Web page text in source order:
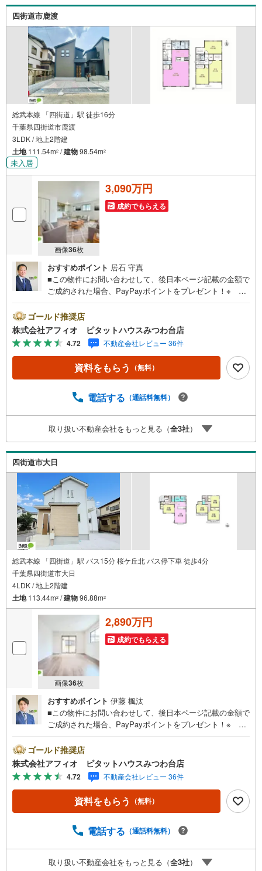
四街道市鹿渡
総武本線 「四街道」駅 徒歩16分
千葉県四街道市鹿渡
3LDK / 地上2階建
土地111.54m2 /建物98.54m2
未入居
画像36枚
3,090万円
成約でもらえる
おすすめポイント 居石 守真
■この物件にお問い合わせして、後日本ページ記載の金額で
ご成約された場合、PayPayポイントをプレゼント！※ 条
中‥365日ご案内いつでも大歓迎!!周辺環境充実！お買い物
もラクラク公園も近く子育て世代にも嬉しい住環境JR総武
本線「四街道」駅徒歩16分■南向きの明るいお家■家族とお
話ししながら楽しくお料理できるカウンターキッチン■LDK
広々21帖！家族みんなでのんびり寛げます■タンスいらず
でスッキリ片付くウォークインクローゼット2か所■カース
動産のことなら株式会社アフィオにお任せください！● お
なれるよう全力でサポート致します！ご見学やご相談には
迅速にご対応致します！お気軽にお問合せ下さいませ！・
豊富な物件数で、ご希望のお家探しが楽々できます。・売
却のご相談も秘密厳守でスピーディーに対応。‥株式会社
アフィオで今すぐ検索‥
ゴールド推奨店
株式会社アフィオ ピタットハウスみつわ台店
4.72 不動産会社レビュー 36件
資料をもらう （無料）
電話する （通話料無料）
取り扱い不動産会社をもっと見る（全3社）
四街道市大日
総武本線 「四街道」駅 バス15分 桜ケ丘北 バス停下車 徒歩4分
千葉県四街道市大日
4LDK / 地上2階建
土地113.44m2 /建物96.88m2
画像36枚
2,890万円
成約でもらえる
おすすめポイント 伊藤 楓汰
■この物件にお問い合わせして、後日本ページ記載の金額で
ご成約された場合、PayPayポイントをプレゼント！※ 条
中‥365日ご案内いつでも大歓迎!!■開放的な角地■南向きの
明るいお家■リビング全体を見渡せるカウンターキッチン■
全居室6帖以上とゆとりあるプライベート空間を確保■バル
コニー2か所有り！光と風をたっぷり取り込めます■カース
ペース並列2台可●お客様の笑顔のために。・* 千葉県の不
動産のことなら株式会社アフィオにお任せください！● お
なれるよう全力でサポート致します！ご見学やご相談には
豊富な物件数で、ご希望のお家探しが楽々できます。・売
却のご相談も秘密厳守でスピーディーに対応。‥株式会社
ゴールド推奨店
株式会社アフィオ ピタットハウスみつわ台店
4.72 不動産会社レビュー 36件
資料をもらう （無料）
電話する （通話料無料）
取り扱い不動産会社をもっと見る（全3社）